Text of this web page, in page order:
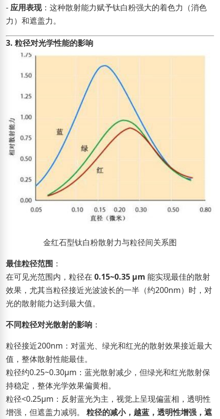
-应用表现：这种散射能力赋予钛白粉强大的着色力（消色
力）和遮盖力。
3. 粒径对光学性能的影响
金红石型钛白粉散射力与粒径间关系图
最佳粒径范围 ：
在可见光范围内，粒径在 0.15~0.35 μm 能实现最佳的散射
效果，尤其当粒径接近光波波长的一半（约200nm）时，对
光的散射能力达到最大值。
不同粒径对光散射的影响 ：
粒径接近200nm：对蓝光、绿光和红光的散射效果接近最大
值，整体散射性能最佳。
粒径约0.25~0.30μm：蓝光散射减少，但绿光和红光散射保
持稳定，整体光学效果偏黄相。
粒径<0.25μm：反射蓝光为主，视觉上呈现偏蓝相，透明性
增强，但遮盖力减弱。 粒径的减小，越蓝，透明性增强，遮